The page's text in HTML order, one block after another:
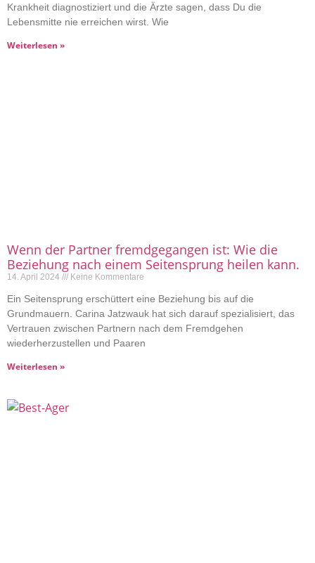
Krankheit diagnostiziert und die Ärzte sagen, dass Du die
Lebensmitte nie erreichen wirst. Wie
Weiterlesen »
Wenn der Partner fremdgegangen ist: Wie die
Beziehung nach einem Seitensprung heilen kann.
14. April 2024 Keine Kommentare
Ein Seitensprung erschüttert eine Beziehung bis auf die
Grundmauern. Carina Jatzwauk hat sich darauf spezialisiert, das
Vertrauen zwischen Partnern nach dem Fremdgehen
wiederherzustellen und Paaren
Weiterlesen »